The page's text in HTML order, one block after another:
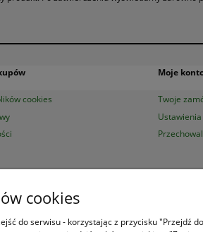
cookies
Moje
Twoje
Księgarniajest czynna od poniedziałku do
cookies
do serwisu - korzystając z przycisku "Przejdź